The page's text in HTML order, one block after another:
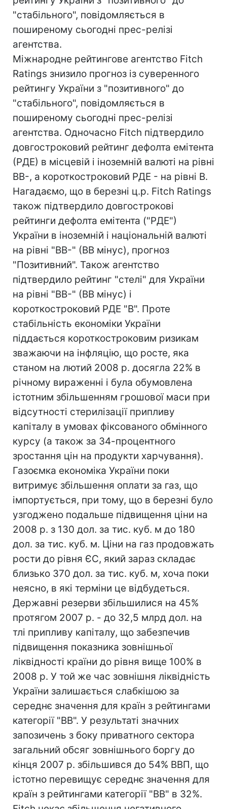
"стабільного", повідомляється в
поширеному сьогодні прес-релізі
агентства.
Міжнародне рейтингове агентство Fitch
Ratings знизило прогноз із суверенного
рейтингу України з "позитивного" до
"стабільного", повідомляється в
поширеному сьогодні прес-релізі
агентства. Одночасно Fitch підтвердило
довгостроковий рейтинг дефолта емітента
(РДЕ) в місцевій і іноземній валюті на рівні
BB-, а короткостроковий РДЕ - на рівні B.
Нагадаємо, що в березні ц.р. Fitch Ratings
також підтвердило довгострокові
рейтинги дефолта емітента ("РДЕ")
України в іноземній і національній валюті
на рівні "BB-" (BB мінус), прогноз
"Позитивний". Також агентство
підтвердило рейтинг "стелі" для України
на рівні "BB-" (BB мінус) і
короткостроковий РДЕ "B". Проте
стабільність економіки України
піддається короткостроковим ризикам
зважаючи на інфляцію, що росте, яка
станом на лютий 2008 р. досягла 22% в
річному вираженні і була обумовлена
істотним збільшенням грошової маси при
відсутності стерилізації припливу
капіталу в умовах фіксованого обмінного
курсу (а також за 34-процентного
зростання цін на продукти харчування).
Газоємка економіка України поки
витримує збільшення оплати за газ, що
імпортується, при тому, що в березні було
узгоджено подальше підвищення ціни на
2008 р. з 130 дол. за тис. куб. м до 180
дол. за тис. куб. м. Ціни на газ продовжать
рости до рівня ЄС, який зараз складає
близько 370 дол. за тис. куб. м, хоча поки
неясно, в які терміни це відбудеться.
Державні резерви збільшилися на 45%
протягом 2007 р. - до 32,5 млрд дол. на
тлі припливу капіталу, що забезпечив
підвищення показника зовнішньої
ліквідності країни до рівня вище 100% в
2008 р. У той же час зовнішня ліквідність
України залишається слабкішою за
середнє значення для країн з рейтингами
категорії "BB". У результаті значних
запозичень з боку приватного сектора
загальний обсяг зовнішнього боргу до
кінця 2007 р. збільшився до 54% ВВП, що
істотно перевищує середнє значення для
країн з рейтингами категорії "BB" в 32%.